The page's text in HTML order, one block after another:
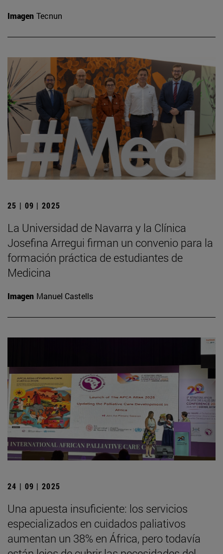
Imagen Tecnun
25 | 09 | 2025
La Universidad de Navarra y la Clínica
Josefina Arregui firman un convenio para la
formación práctica de estudiantes de
Medicina
Imagen Manuel Castells
24 | 09 | 2025
Una apuesta insuficiente: los servicios
especializados en cuidados paliativos
aumentan un 38% en África, pero todavía